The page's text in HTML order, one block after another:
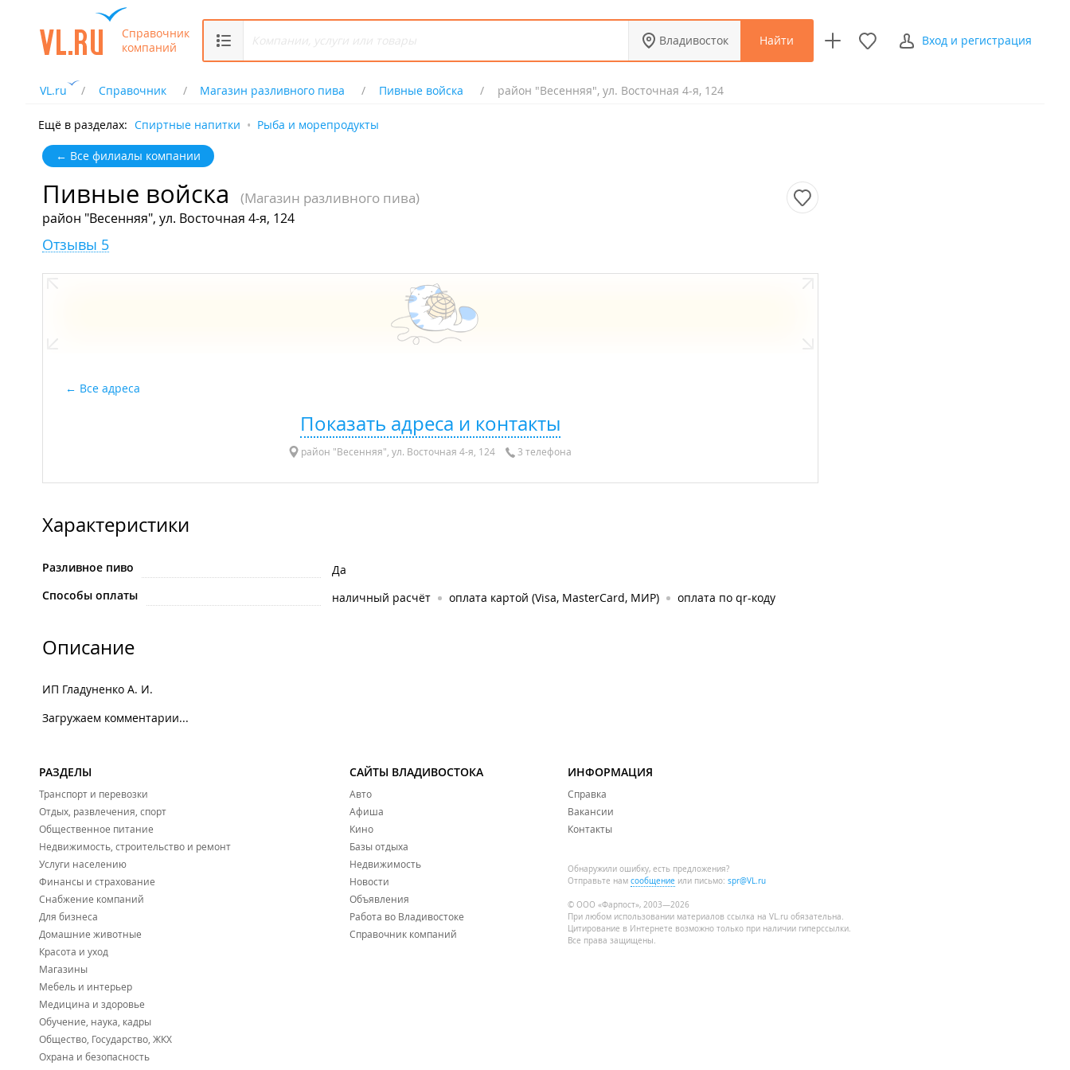
Справочник
компаний
Владивосток Найти Вход и регистрация
VL.ru Справочник Магазин разливного пива Пивные войска район "Весенняя", ул. Восточная 4-я, 124
Ещё в разделах: Спиртные напитки Рыба и морепродукты
← Все филиалы компании
Пивные войска (Магазин разливного пива)
район "Весенняя", ул. Восточная 4-я, 124
Отзывы 5
Все адреса
Показать адреса и контакты
район "Весенняя", ул. Восточная 4-я, 124 3 телефона
Характеристики
Разливное пиво
Да
Способы оплаты
наличный расчёт оплата картой (Visa, MasterCard, МИР) оплата по qr-коду
Описание
ИП Гладуненко А. И.
Загружаем комментарии...
РАЗДЕЛЫ
Транспорт и перевозки
Отдых, развлечения, спорт
Общественное питание
Недвижимость, строительство и ремонт
Услуги населению
Финансы и страхование
Снабжение компаний
Для бизнеса
Домашние животные
Красота и уход
Магазины
Мебель и интерьер
Медицина и здоровье
Обучение, наука, кадры
Общество, Государство, ЖКХ
Охрана и безопасность
САЙТЫ ВЛАДИВОСТОКА
Авто
Афиша
Кино
Базы отдыха
Недвижимость
Новости
Объявления
Работа во Владивостоке
Справочник компаний
ИНФОРМАЦИЯ
Справка
Вакансии
Контакты
Обнаружили ошибку, есть предложения?
Отправьте нам сообщение или письмо: spr@VL.ru
© ООО «Фарпост», 2003—2026
При любом использовании материалов ссылка на VL.ru обязательна.
Цитирование в Интернете возможно только при наличии гиперссылки.
Все права защищены.